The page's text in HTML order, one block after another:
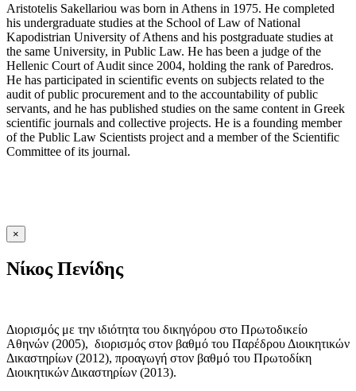
Aristotelis Sakellariou was born in Athens in 1975. He completed
his undergraduate studies at the School of Law of National
Kapodistrian University of Athens and his postgraduate studies at
the same University, in Public Law. He has been a judge of the
Hellenic Court of Audit since 2004, holding the rank of Paredros.
He has participated in scientific events on subjects related to the
audit of public procurement and to the accountability of public
servants, and he has published studies on the same content in Greek
scientific journals and collective projects. He is a founding member
of the Public Law Scientists project and a member of the Scientific
Committee of its journal.
×
Νίκος Πενίδης
Διορισμός με την ιδιότητα του δικηγόρου στο Πρωτοδικείο
Αθηνών (2005), διορισμός στον βαθμό του Παρέδρου Διοικητικών
Δικαστηρίων (2012), προαγωγή στον βαθμό του Πρωτοδίκη
Διοικητικών Δικαστηρίων (2013).